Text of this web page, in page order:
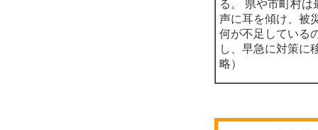
る。 県や市町村
声に耳を傾け、被
何が不足している
し、早急に対策に
略）